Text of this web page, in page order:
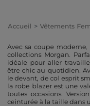
Accueil Vêtements
Avec sa coupe
collections Morgan.
idéale pour aller
être chic au quotidien.
le devant, de col esprit
la robe blazer est une
toutes occasions.
ceinturée à la taille dans